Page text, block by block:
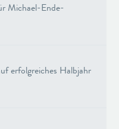
Michael-Ende-
erfolgreiches Halbjahr